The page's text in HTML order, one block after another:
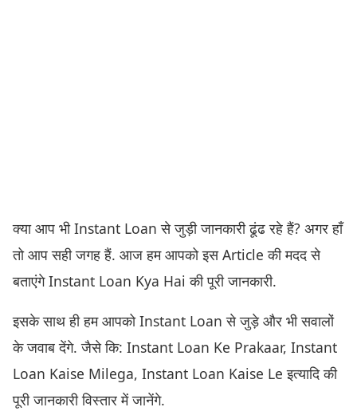
क्या आप भी Instant Loan से जुड़ी जानकारी ढूंढ रहे हैं? अगर हाँ
तो आप सही जगह हैं. आज हम आपको इस Article की मदद से
बताएंगे Instant Loan Kya Hai की पूरी जानकारी.
इसके साथ ही हम आपको Instant Loan से जुड़े और भी सवालों
के जवाब देंगे. जैसे कि: Instant Loan Ke Prakaar, Instant
Loan Kaise Milega, Instant Loan Kaise Le इत्यादि की
पूरी जानकारी विस्तार में जानेंगे.